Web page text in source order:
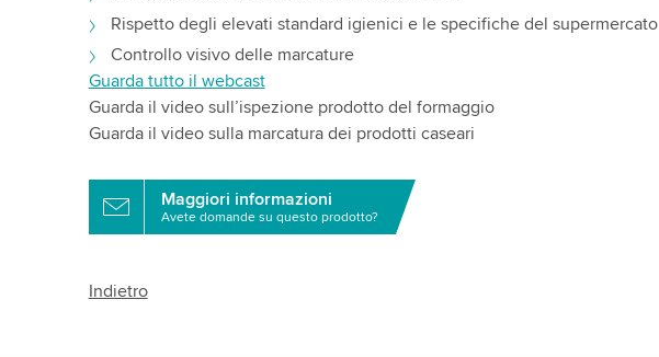
Rispetto degli elevati standard igienici e le specifiche del supermercato
Controllo visivo delle marcature
Guarda tutto il webcast
Guarda il video sull’ispezione prodotto del formaggio
Guarda il video sulla marcatura dei prodotti caseari
Maggiori informazioni
Avete domande su questo prodotto?
Indietro